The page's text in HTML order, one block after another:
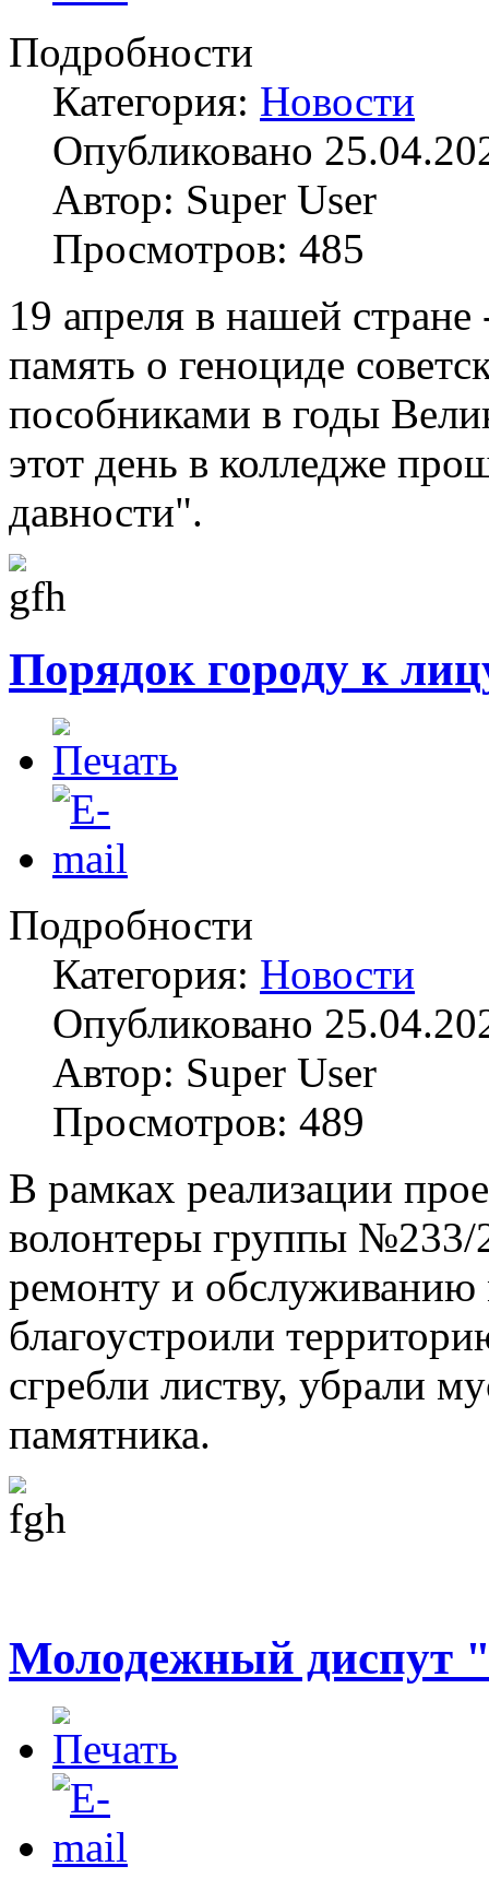
Подробности
Категория: Новости
Опубликовано
Автор: Super User
Просмотров: 485
19 апреля в нашей
память о геноциде
пособниками в годы
этот день в колледже
давности".
Порядок городу к
Подробности
Категория: Новости
Опубликовано
Автор: Super User
Просмотров: 489
В рамках реализации
волонтеры группы
ремонту и
благоустроили
сгребли листву, убрали
памятника.
Молодежный диспут